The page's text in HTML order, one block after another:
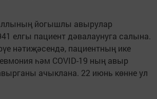
йогышлы авырулар
елгы пациент дәвалаунуга салына.
нәтиҗәсендә, пациентның ике
һәм COVID-19 ның авыр
ачыклана. 22 июнь көнне ул